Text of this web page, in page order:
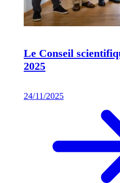
Le Conseil
2025
24/11/2025